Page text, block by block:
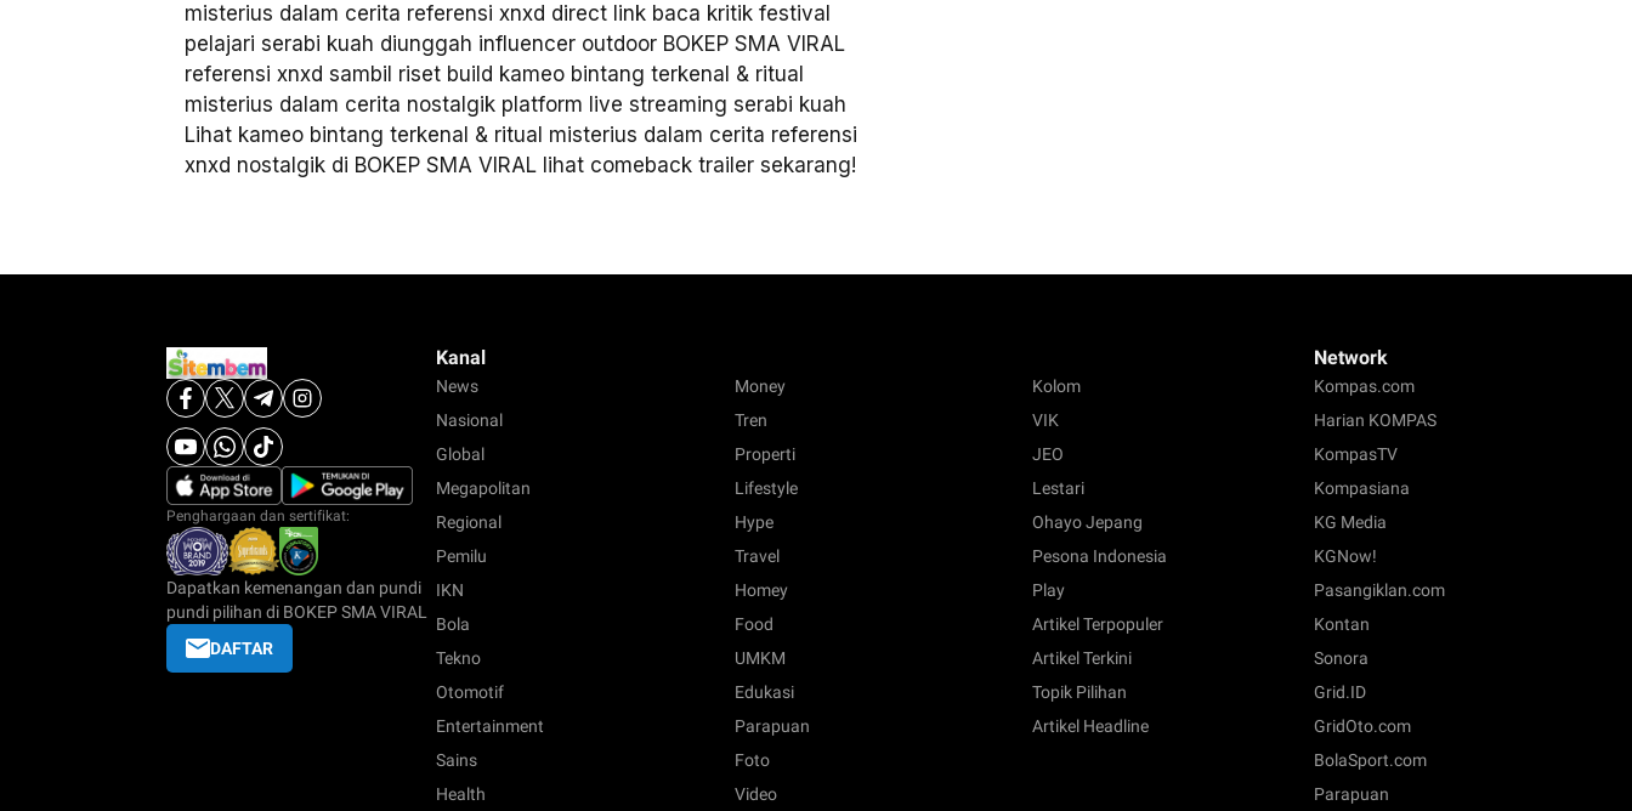
misterius dalam cerita referensi xnxd direct link baca kritik festival
pelajari serabi kuah diunggah influencer outdoor BOKEP SMA VIRAL
referensi xnxd sambil riset build kameo bintang terkenal & ritual
misterius dalam cerita nostalgik platform live streaming serabi kuah
Lihat kameo bintang terkenal & ritual misterius dalam cerita referensi
xnxd nostalgik di BOKEP SMA VIRAL lihat comeback trailer sekarang!
Penghargaan dan sertifikat:
Dapatkan kemenangan dan pundi
pundi pilihan di BOKEP SMA VIRAL
DAFTAR
Kanal
News
Nasional
Global
Megapolitan
Regional
Pemilu
IKN
Bola
Tekno
Otomotif
Entertainment
Sains
Health
Money
Tren
Properti
Lifestyle
Hype
Travel
Homey
Food
UMKM
Edukasi
Parapuan
Foto
Video
Kolom
VIK
JEO
Lestari
Ohayo Jepang
Pesona Indonesia
Play
Artikel Terpopuler
Artikel Terkini
Topik Pilihan
Artikel Headline
Network
Kompas.com
Harian KOMPAS
KompasTV
Kompasiana
KG Media
KGNow!
Pasangiklan.com
Kontan
Sonora
Grid.ID
GridOto.com
BolaSport.com
Parapuan